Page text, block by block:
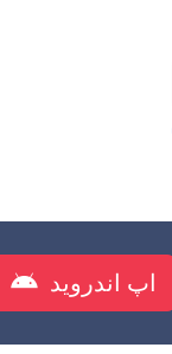
اپ اندروید